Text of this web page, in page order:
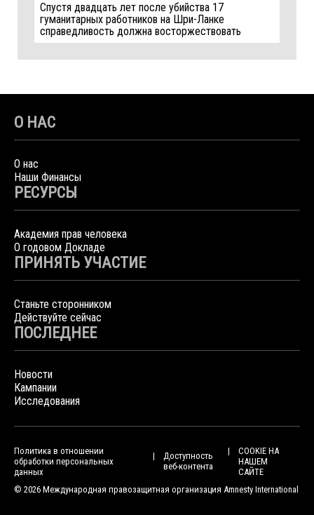
Спустя двадцать лет после убийства 17
гуманитарных работников на Шри-Ланке
справедливость должна восторжествовать
О НАС
О нас
Наши Финансы
РЕСУРСЫ
Академия прав человека
О годовом Докладе
ПРИНЯТЬ УЧАСТИЕ
Станьте сторонником
Действуйте сейчас
ПОСЛЕДНЕЕ
Новости
Кампании
Исследования
Политика в отношении
обработки персональных
данных
Доступность
веб-контента
COOKIE НА
НАШЕМ
САЙТЕ
© 2026 Международная правозащитная организация Amnesty International